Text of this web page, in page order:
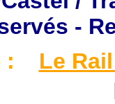
-
:
Le